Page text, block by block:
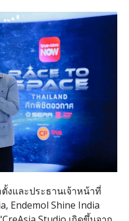
งและประธานเจ้าหน้าที่
Endemol Shine India